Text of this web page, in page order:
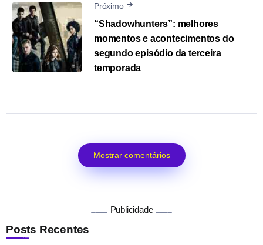
Próximo
“Shadowhunters”: melhores
momentos e acontecimentos do
segundo episódio da terceira
temporada
Mostrar comentários
Publicidade
Posts Recentes